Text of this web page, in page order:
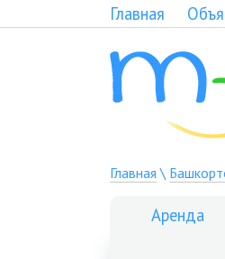
Главная
Главная \
Аренда